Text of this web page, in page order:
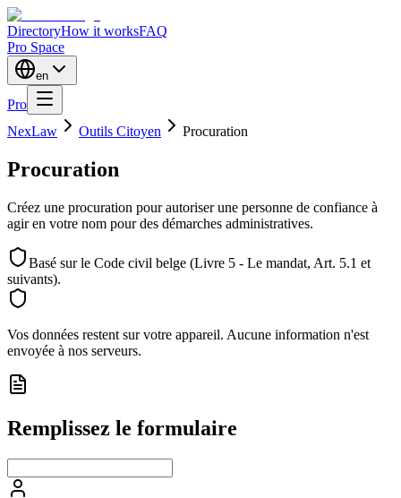
DirectoryHow it worksFAQ
Pro Space
en
Pro
NexLaw
Outils Citoyen Procuration
Procuration
Créez une procuration pour autoriser une personne de confiance à
agir en votre nom pour des démarches administratives.
Basé sur le Code civil belge (Livre 5 - Le mandat, Art. 5.1 et
suivants).
Vos données restent sur votre appareil. Aucune information n'est
envoyée à nos serveurs.
Remplissez le formulaire